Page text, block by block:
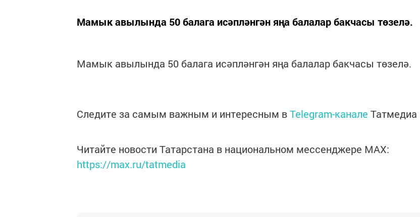
Мамык авылында 50 балага исәпләнгән яңа балалар бакчасы төзелә.
Мамык авылында 50 балага исәпләнгән яңа балалар бакчасы төзелә.
Следите за самым важным и интересным вTelegram-канале Татмедиа
Читайте новости Татарстана в национальном мессенджере MАХ:
https://max.ru/tatmedia